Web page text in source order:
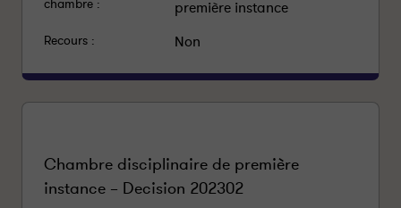
chambre :
première instance
Recours : Non
Chambre disciplinaire de première
instance – Decision 202302